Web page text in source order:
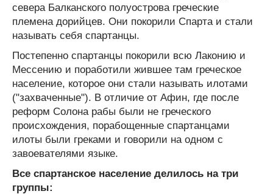
севера Балканского полуострова греческие
племена дорийцев. Они покорили Спарта и стали
называть себя спартанцы.
Постепенно спартанцы покорили всю Лаконию и
Мессению и поработили жившее там греческое
население, которое они стали называть илотами
("захваченные"). В отличие от Афин, где после
реформ Солона рабы были не греческого
происхождения, порабощенные спартанцами
илоты были греками и говорили на одном с
завоевателями языке.
Все спартанское население делилось на три
группы: